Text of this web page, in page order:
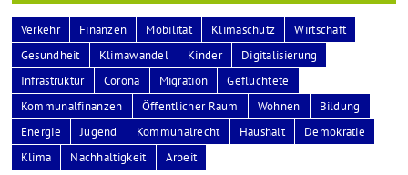
Verkehr Finanzen Mobilität Klimaschutz
Wirtschaft
Gesundheit
Klimawandel Kinder
Digitalisierung
Infrastruktur
Corona Migration
Geflüchtete
Kommunalfinanzen
Öffentlicher Raum Wohnen
Bildung
Energie
Jugend Kommunalrecht Haushalt
Demokratie
Klima
Nachhaltigkeit Arbeit